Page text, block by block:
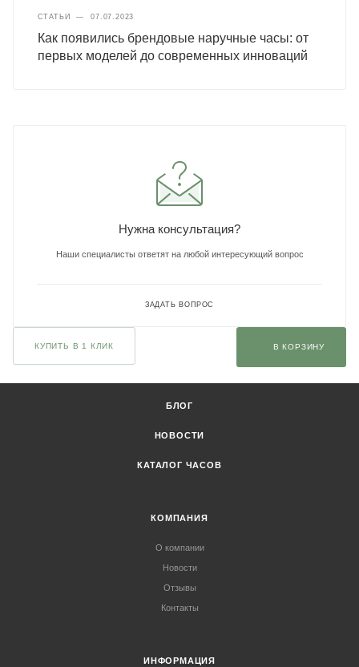
СТАТЬИ — 07.07.2023
Как появились брендовые наручные часы: от
первых моделей до современных инноваций
Нужна консультация?
Наши специалисты ответят на любой интересующий вопрос
ЗАДАТЬ ВОПРОС
КУПИТЬ В 1 КЛИК В КОРЗИНУ
БЛОГ
НОВОСТИ
КАТАЛОГ ЧАСОВ
КОМПАНИЯ
О компании
Новости
Отзывы
Контакты
ИНФОРМАЦИЯ